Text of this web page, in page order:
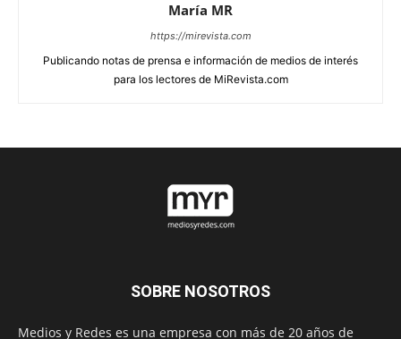
María MR
https://mirevista.com
Publicando notas de prensa e información de medios de interés
para los lectores de MiRevista.com
SOBRE NOSOTROS
Medios y Redes es una empresa con más de 20 años de